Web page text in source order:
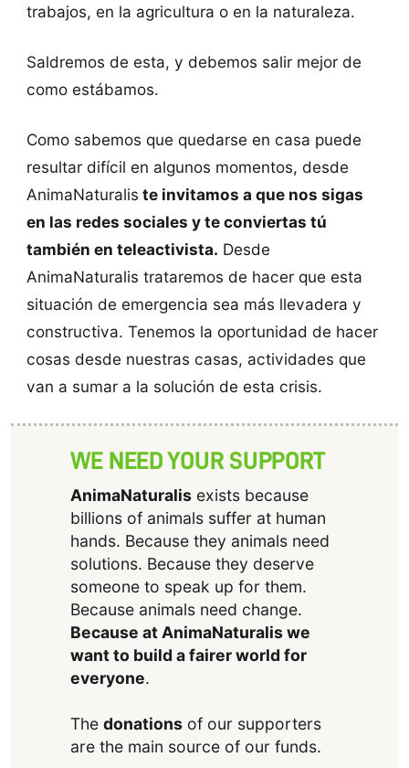
trabajos, en la agricultura o en la naturaleza.
Saldremos de esta, y debemos salir mejor de
como estábamos.
Como sabemos que quedarse en casa puede
resultar difícil en algunos momentos, desde
AnimaNaturalis te invitamos a que nos sigas
en las redes sociales y te conviertas tú
también en teleactivista. Desde
AnimaNaturalis trataremos de hacer que esta
situación de emergencia sea más llevadera y
constructiva. Tenemos la oportunidad de hacer
cosas desde nuestras casas, actividades que
van a sumar a la solución de esta crisis.
WE NEED YOUR SUPPORT
AnimaNaturalisexists because
billions of animals suffer at human
hands. Because they animals need
solutions. Because they deserve
someone to speak up for them.
Because animals need change.
Because at AnimaNaturalis we
want to build a fairer world for
everyone.
The donationsof our supporters
are the main source of our funds.